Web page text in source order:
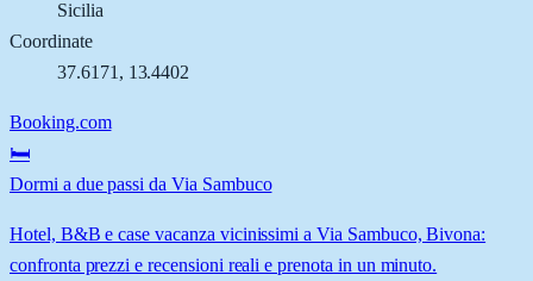
Sicilia
Coordinate
37.6171 , 13.4402
Booking.com
🛏️
Dormi a due passi da Via Sambuco
Hotel, B&B e case vacanza vicinissimi a Via Sambuco, Bivona:
confronta prezzi e recensioni reali e prenota in un minuto.